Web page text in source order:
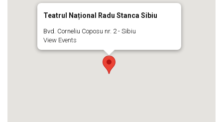
Teatrul Național Radu Stanca Sibiu
Bvd. Corneliu Coposu nr. 2 - Sibiu
View Events